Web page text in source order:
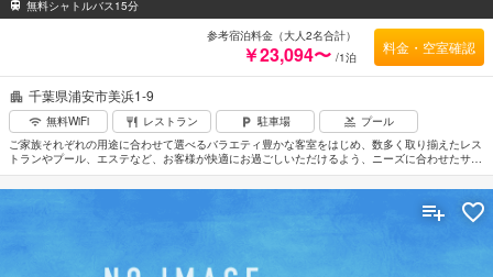
千葉県浦安市美浜1-9
無料WiFi レストラン 駐車場
プール
ご家族それぞれの用途に合わせて選べるバラエティ豊かな客室をはじめ、数多く取り揃えたレス
トランやプール、エステなど、お客様が快適にお過ごしいただけるよう、ニーズに合わせたサー
ビスを提供しています。東京ディズニーリゾート®を満喫しながらホテルライフをお楽しみいた
だけるホテルです。JR京葉線／武蔵野線 新浦安駅直結徒歩1分。成田空港より約60分、羽田空
無料シャトルバス15分
参考宿泊料金（大人2名合計）
￥23,094〜 /1泊
料金・空室確認